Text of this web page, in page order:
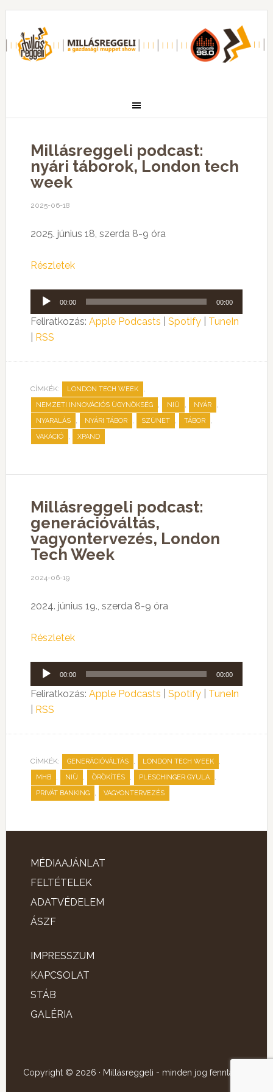
Millásreggeli podcast:
nyári táborok, London tech
week
2025-06-18
2025. június 18, szerda 8-9 óra
Részletek
Audió
lejátszó
00:00 00:00
Feliratkozás: Apple Podcasts Spotify| TuneIn
RSS
CÍMKÉK: LONDON TECH WEEK ,
NEMZETI INNOVÁCIÓS ÜGYNÖKSÉG , NIÜ , NYÁR ,
NYARALÁS , NYÁRI TÁBOR , SZÜNET , TÁBOR ,
VAKÁCIÓ , XPAND
Millásreggeli podcast:
generációváltás,
vagyontervezés, London
Tech Week
2024-06-19
2024. június 19., szerda 8-9 óra
Részletek
Audió
lejátszó
00:00 00:00
Feliratkozás: Apple Podcasts Spotify| TuneIn
RSS
CÍMKÉK: GENERÁCIÓVÁLTÁS , LONDON TECH WEEK ,
MHB , NIÜ , ÖRÖKÍTÉS , PLESCHINGER GYULA ,
PRIVÁT BANKING , VAGYONTERVEZÉS
MÉDIAAJÁNLAT
FELTÉTELEK
ADATVÉDELEM
ÁSZF
IMPRESSZUM
KAPCSOLAT
STÁB
GALÉRIA
Copyright © 2026 · Millásreggeli - minden jog fenntartva!